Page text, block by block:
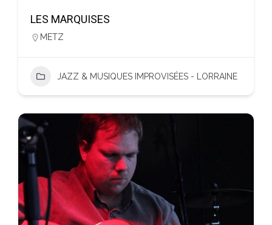
LES MARQUISES
METZ
JAZZ & MUSIQUES IMPROVISÉES - LORRAINE